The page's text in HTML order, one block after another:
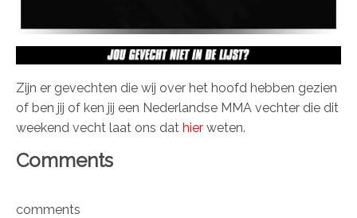
Zijn er gevechten die wij over het hoofd hebben gezien
of ben jij of ken jij een Nederlandse MMA vechter die dit
weekend vecht laat ons dat hier weten.
Comments
comments